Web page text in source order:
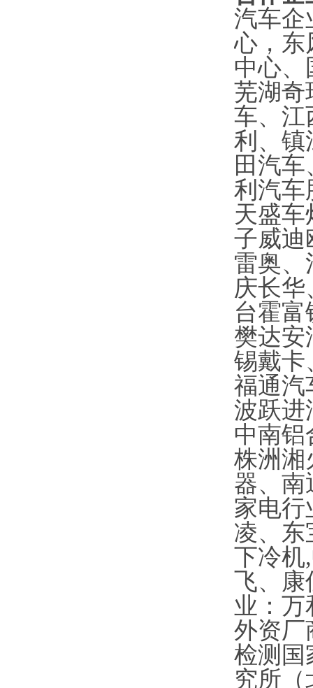
汽车企
心，东
中心、
芜湖奇
车、江
利、镇
田汽
利汽车
天盛车
子威迪
雷奥、
庆长华
台霍
樊达安
锡戴卡
福通汽
波跃进
中南铝
株洲湘
器、南
家电行
凌、东
下冷机
飞、康
业：万
外资厂
检测国
究所（